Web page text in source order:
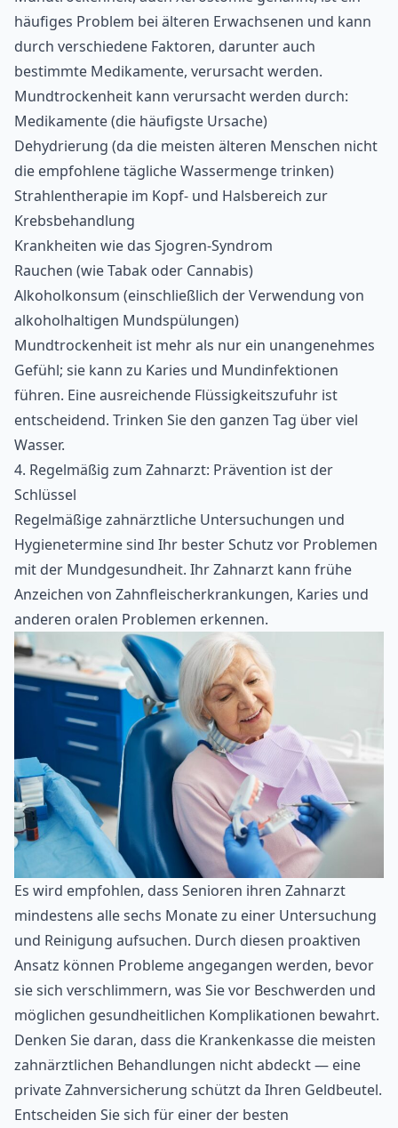
häufiges Problem bei älteren Erwachsenen und kann
durch verschiedene Faktoren, darunter auch
bestimmte Medikamente, verursacht werden.
Mundtrockenheit kann verursacht werden durch:
Medikamente (die häufigste Ursache)
Dehydrierung (da die meisten älteren Menschen nicht
die empfohlene tägliche Wassermenge trinken)
Strahlentherapie im Kopf- und Halsbereich zur
Krebsbehandlung
Krankheiten wie das Sjogren-Syndrom
Rauchen (wie Tabak oder Cannabis)
Alkoholkonsum (einschließlich der Verwendung von
alkoholhaltigen Mundspülungen)
Mundtrockenheit ist mehr als nur ein unangenehmes
Gefühl; sie kann zu Karies und Mundinfektionen
führen. Eine ausreichende Flüssigkeitszufuhr ist
entscheidend. Trinken Sie den ganzen Tag über viel
Wasser.
4. Regelmäßig zum Zahnarzt: Prävention ist der
Schlüssel
Regelmäßige zahnärztliche Untersuchungen und
Hygienetermine sind Ihr bester Schutz vor Problemen
mit der Mundgesundheit. Ihr Zahnarzt kann frühe
Anzeichen von Zahnfleischerkrankungen, Karies und
anderen oralen Problemen erkennen.
Es wird empfohlen, dass Senioren ihren Zahnarzt
mindestens alle sechs Monate zu einer Untersuchung
und Reinigung aufsuchen. Durch diesen proaktiven
Ansatz können Probleme angegangen werden, bevor
sie sich verschlimmern, was Sie vor Beschwerden und
möglichen gesundheitlichen Komplikationen bewahrt.
Denken Sie daran, dass die Krankenkasse die meisten
zahnärztlichen Behandlungen nicht abdeckt — eine
private Zahnversicherung schützt da Ihren Geldbeutel.
Entscheiden Sie sich für einer der besten